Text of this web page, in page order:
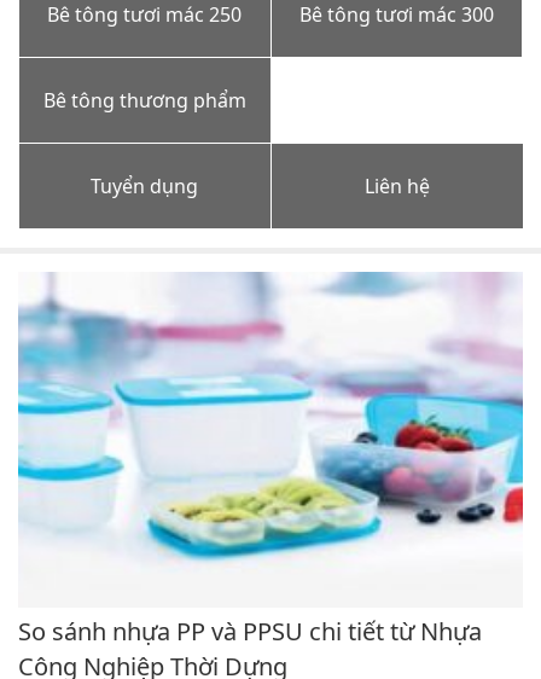
Bê tông tươi mác 250 Bê tông tươi mác 300
Bê tông thương phẩm
Tuyển dụng Liên hệ
So sánh nhựa PP và PPSU chi tiết từ Nhựa
Công Nghiệp Thời Dựng